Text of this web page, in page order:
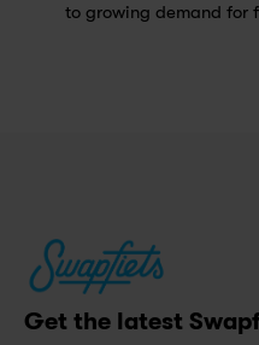
to growing demand for
Get the latest